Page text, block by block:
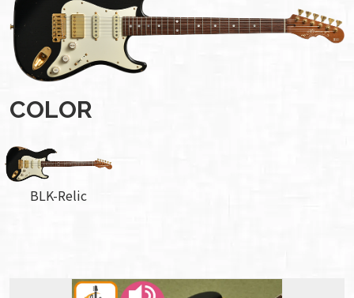
COLOR
BLK-Relic